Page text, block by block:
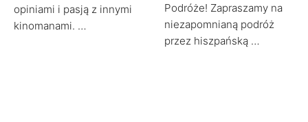
opiniami i pasją z innymi
kinomanami. …
Podróże! Zapraszamy na
niezapomnianą podróż
przez hiszpańską …